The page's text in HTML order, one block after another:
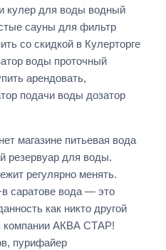
кулер для воды водный
сауны для фильтр
со скидкой в Кулерторге
воды проточный
арендовать,
подачи воды дозатор
магазине питьевая вода
резервуар для воды.
регулярно менять.
саратове вода — это
как никто другой
компании АКВА СТАР!
пурифайер